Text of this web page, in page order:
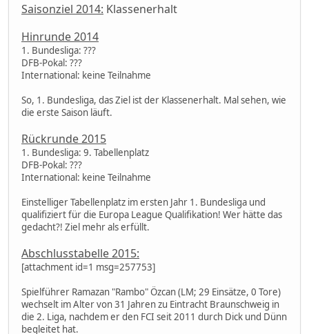
Saisonziel 2014: Klassenerhalt
Hinrunde 2014
1. Bundesliga: ???
DFB-Pokal: ???
International: keine Teilnahme
So, 1. Bundesliga, das Ziel ist der Klassenerhalt. Mal sehen, wie
die erste Saison läuft.
Rückrunde 2015
1. Bundesliga: 9. Tabellenplatz
DFB-Pokal: ???
International: keine Teilnahme
Einstelliger Tabellenplatz im ersten Jahr 1. Bundesliga und
qualifiziert für die Europa League Qualifikation! Wer hätte das
gedacht?! Ziel mehr als erfüllt.
Abschlusstabelle 2015:
[attachment id=1 msg=257753]
Spielführer Ramazan "Rambo" Özcan (LM; 29 Einsätze, 0 Tore)
wechselt im Alter von 31 Jahren zu Eintracht Braunschweig in
die 2. Liga, nachdem er den FCI seit 2011 durch Dick und Dünn
begleitet hat.